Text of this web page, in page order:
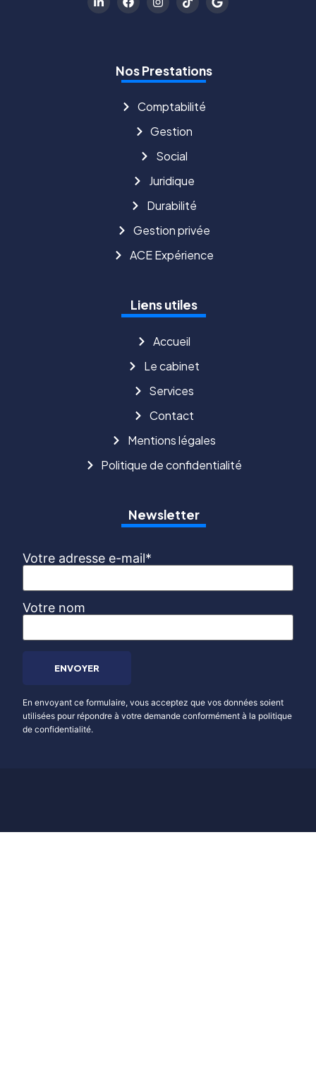
Nos Prestations
Comptabilité
Gestion
Social
Juridique
Durabilité
Gestion privée
ACE Expérience
Liens utiles
Accueil
Le cabinet
Services
Contact
Mentions légales
Politique de confidentialité
Newsletter
Votre adresse e-mail*
Votre nom
En envoyant ce formulaire, vous acceptez que vos données soient
utilisées pour répondre à votre demande conformément à la politique
de confidentialité.